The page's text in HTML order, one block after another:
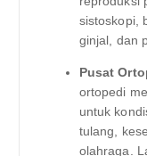
sistoskopi,
ginjal, dan
Pusat
ortopedi
untuk
tulang,
olahraga.